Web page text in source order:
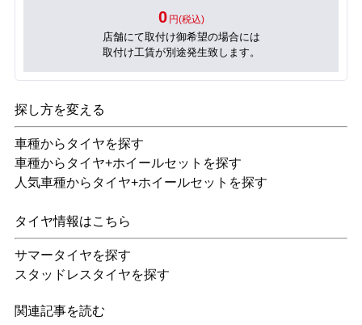
0 円(税込)
店舗にて取付け御希望の場合には
取付け工賃が別途発生致します。
探し方を変える
車種からタイヤを探す
車種からタイヤ+ホイールセットを探す
人気車種からタイヤ+ホイールセットを探す
タイヤ情報はこちら
サマータイヤを探す
スタッドレスタイヤを探す
関連記事を読む